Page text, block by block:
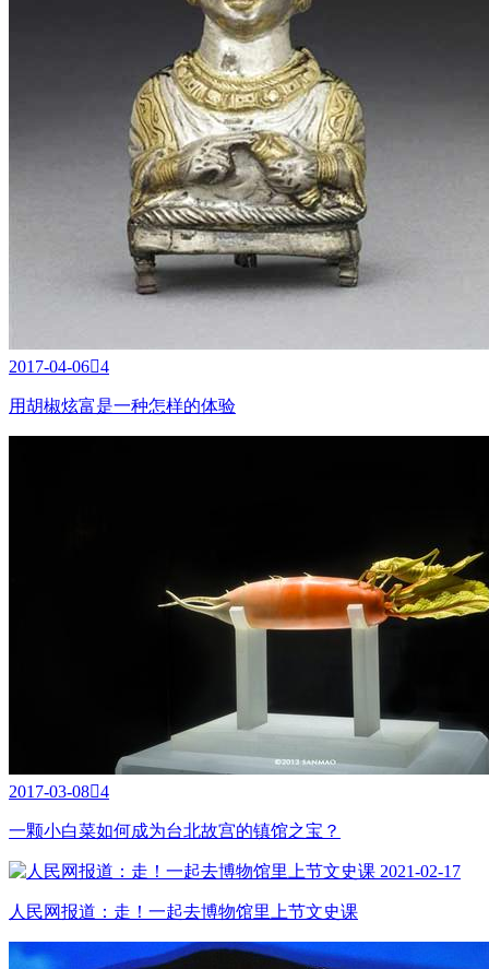
2017-04-064
用胡椒炫富是一种怎样的体验
2017-03-084
一颗小白菜如何成为台北故宫的镇馆之宝？
2021-02-17
人民网报道：走！一起去博物馆里上节文史课